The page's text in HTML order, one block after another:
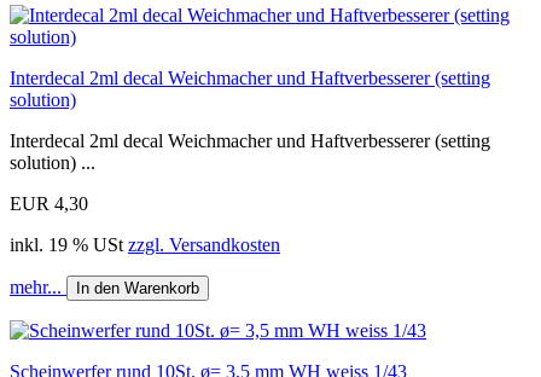
Interdecal 2ml decal Weichmacher und Haftverbesserer (setting
solution)
Interdecal 2ml decal Weichmacher und Haftverbesserer (setting
solution) ...
EUR 4,30
inkl. 19 % USt zzgl. Versandkosten
mehr... In den Warenkorb
Scheinwerfer rund 10St. ø= 3,5 mm WH weiss 1/43